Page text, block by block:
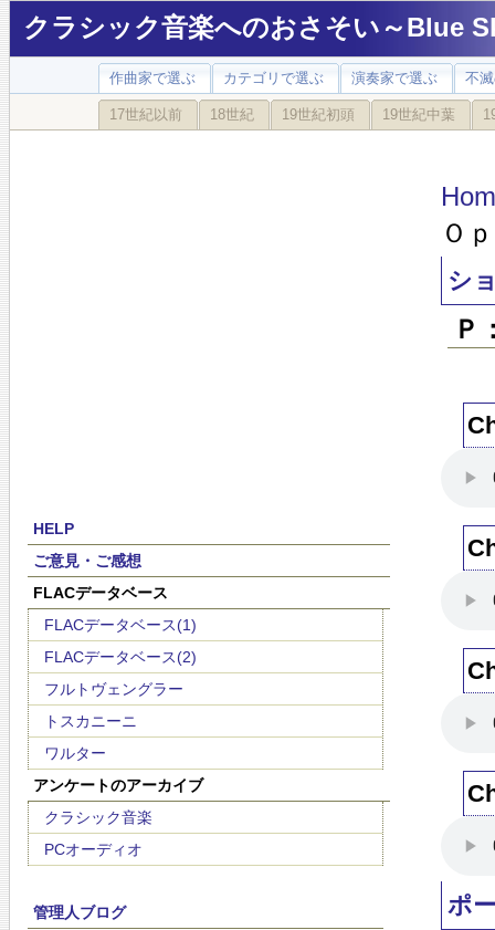
クラシック音楽へのおさそい～Blue
作曲家で選ぶ カテゴリで選ぶ 演奏家で選ぶ 不
17世紀以前 18世紀 19世紀初頭 19世紀中葉
HELP
ご意見・ご感想
FLACデータベース
FLACデータベース(1)
FLACデータベース(2)
フルトヴェングラー
トスカニーニ
ワルター
アンケートのアーカイブ
クラシック音楽
PCオーディオ
管理人ブログ
Ｏ
シ
Ｐ
ポ